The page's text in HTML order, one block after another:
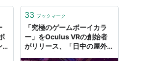
33 ブックマーク
「究極のゲームボーイカラ
ー」をOculus VRの創始者
がリリース、「日中の屋外で